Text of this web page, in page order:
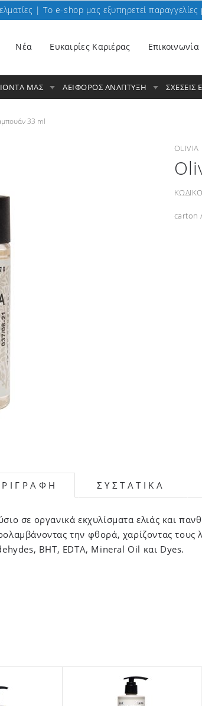
| To e-shop μας εξυπηρετεί παραγγελίες
Nέα Ευκαιρίες Καριέρας Επικοινωνία
ΜΑΣ ΑΕΙΦΟΡΟΣ ΑΝΑΠΤΥΞΗ ΣΧΕΣΕΙΣ
33 ml
OLIVIA
carton
ΣΥΣΤΑΤΙΚΑ
σε οργανικά εκχυλίσματα ελιάς και
την φθορά, χαρίζοντας τους
BHT, EDTA, Mineral Oil και Dyes.